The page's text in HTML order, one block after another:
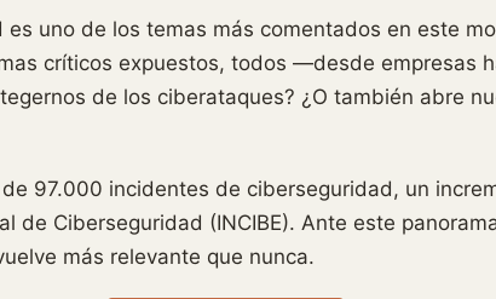
uno de los temas más comentados en este
críticos expuestos, todos —desde empresas
de los ciberataques? ¿O también abre
97.000 incidentes de ciberseguridad, un
de Ciberseguridad (INCIBE). Ante este
más relevante que nunca.